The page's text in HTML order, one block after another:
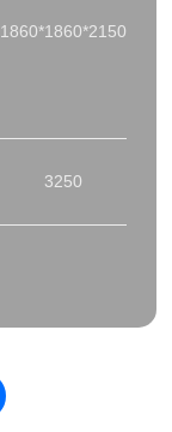
1860*1860*2150
3250